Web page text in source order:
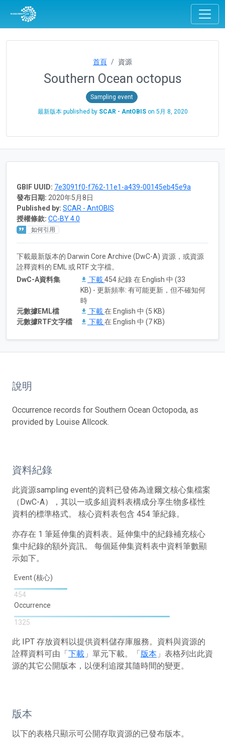
首頁 資源
Southern Ocean octopus
Sampling event
最新版本 published by SCAR - AntOBISon 5月 8, 2020
GBIF UUID: 7e3091f0-f762-11e1-a439-00145eb45e9a
發布日期: 2020年5月8日
Published by: SCAR - AntOBIS
授權條款: CC-BY 4.0
如何引用
下載最新版本的 Darwin Core Archive (DwC-A) 資源，或資源
詮釋資料的 EML 或 RTF 文字檔。
DwC-A資料集
下載454 紀錄 在 English 中 (33
KB) - 更新頻率: 有可能更新，但不確知何
時
元數據EML檔
下載在 English 中 (5 KB)
元數據RTF文字檔
下載在 English 中 (7 KB)
說明
Occurrence records for Southern Ocean Octopoda, as
provided by Louise Allcock.
資料紀錄
此資源sampling event的資料已發佈為達爾文核心集檔案
（DwC-A），其以一或多組資料表構成分享生物多樣性
資料的標準格式。 核心資料表包含 454 筆紀錄。
亦存在 1 筆延伸集的資料表。延伸集中的紀錄補充核心
集中紀錄的額外資訊。 每個延伸集資料表中資料筆數顯
示如下。
Event (核心)
454
Occurrence
1325
此 IPT 存放資料以提供資料儲存庫服務。資料與資源的
詮釋資料可由「下載 」單元下載。「版本 」表格列出此資
源的其它公開版本，以便利追蹤其隨時間的變更。
版本
以下的表格只顯示可公開存取資源的已發布版本。